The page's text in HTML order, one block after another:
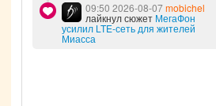
09:50 2026-08-07mobichel
лайкнул сюжет МегаФон
усилил LTE-сеть для жителей
Миасса